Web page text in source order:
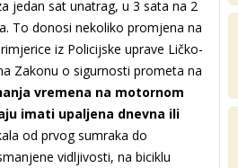
jedan sat unatrag, u 3 sata na 2
To donosi nekoliko promjena na
iz Policijske uprave Ličko-
Zakonu o sigurnosti prometa na
vremena na motornom
imati upaljena dnevna ili
od prvog sumraka do
vidljivosti, na biciklu